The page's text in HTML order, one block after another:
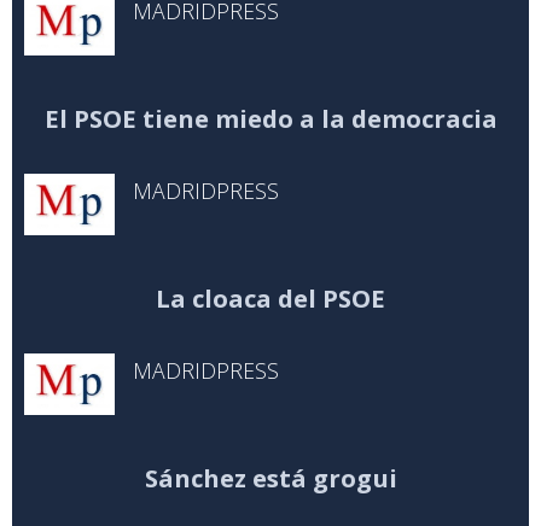
MADRIDPRESS
El PSOE tiene miedo a la democracia
MADRIDPRESS
La cloaca del PSOE
MADRIDPRESS
Sánchez está grogui